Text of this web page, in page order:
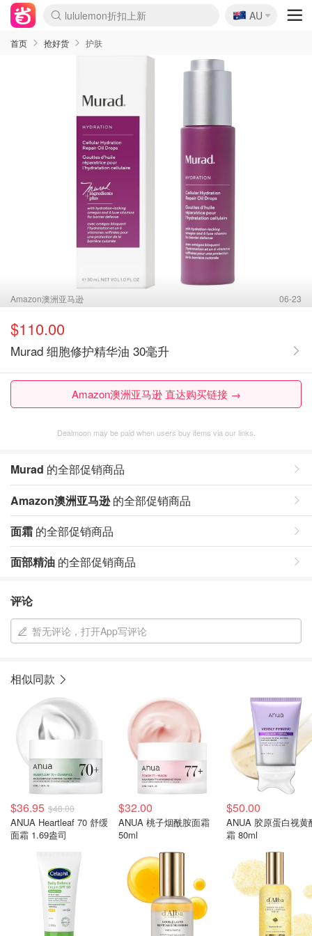
lululemon折扣上新
Sasa美妆护肤3.5折
SSENSE年中2.5折
FreshBeauty好价汇总
Cettire降价+叠9折
WWS Coles超市实拍
viagogo二手票捡漏
Myer超级周末
The Outnet奢牌1折起
David Jones 3折起
Flannels大牌1折
Perfumes Club护肤1折
AMIRO面罩$251
Amazon折扣汇总
eToro入金$200送$50
Amazon数码好物
ICONIC本周7.5折
ThedoubleF高奢地板价
Moose Knuckles 6折
丝芙兰5折起
EUFY摄像头$98
Selenichast首饰2折
Trip机票酒店促销
YSL送5件彩妆礼
Amazon家居好物
Amazon美妆护肤
雅漾大喷$8
过敏原检测盒$33
伊索独家赠50ml沐浴露
科颜氏高保湿面霜$29
SEALIFE海洋馆门票6折
丝塔芙大白罐$16
订阅Newsletter送香薰
Cult Beauty 6.8折
Harrods圣诞日历$525
LN-CC奢牌私促3折
d'Alba空姐喷雾$16
EVE LOM套装£56
Bernardelli独家4折
Adore Beauty 6折起
CT圣诞日历
Mytheresa奢品2.7折
Luxury Escapes 9折
Currentbody美容仪$881
MOON Garden Live
Roborock扫地机$649
Tingo Life水杯$24
Valentino官网5折
CR洗护套装$23
修丽可4件套$159
Myer彩妆2件7折
GANNI官网4.5折
Stylevana韩妆4折
Tessabit高奢8.5折
OGX洗发水$11
Amazon阿德莱德次日达
卡诗8.5折+赠礼
Philips Hue灯具8折
🇦🇺
AU
首页 抢好货 护肤
Amazon澳洲亚马逊 06-23
$110.00
Murad 细胞修护精华油 30毫升
Amazon澳洲亚马逊 直达购买链接 →
Dealmoon may be paid when users buy items via our links.
Murad 的全部促销商品
Amazon澳洲亚马逊的全部促销商品
面霜 的全部促销商品
面部精油 的全部促销商品
评论
暂无评论，打开App写评论
相似同款
$36.95 $48.00
ANUA Heartleaf 70 舒缓
面霜 1.69盎司
$32.00
ANUA 桃子烟酰胺面霜
50ml
$50.00
ANUA 胶原蛋白视黄
霜 80ml